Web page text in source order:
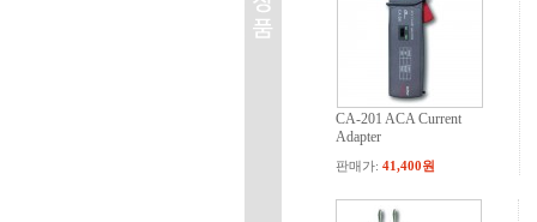
CA-201 ACA Current
Adapter
판매가:41,400원